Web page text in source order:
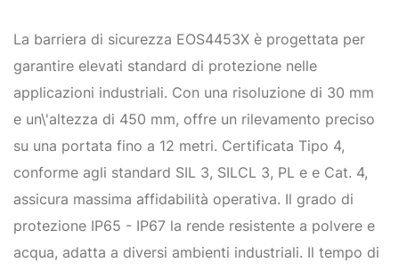
​La barriera di sicurezza EOS4453X è progettata per
garantire elevati standard di protezione nelle
applicazioni industriali. Con una risoluzione di 30 mm
e un\'altezza di 450 mm, offre un rilevamento preciso
su una portata fino a 12 metri. Certificata Tipo 4,
conforme agli standard SIL 3, SILCL 3, PL e e Cat. 4,
assicura massima affidabilità operativa. Il grado di
protezione IP65 - IP67 la rende resistente a polvere e
acqua, adatta a diversi ambienti industriali. Il tempo di